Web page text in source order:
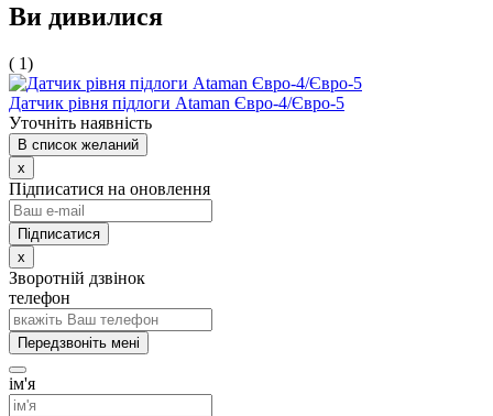
Ви дивилися
( 1)
Датчик рівня підлоги Ataman Євро-4/Євро-5
Уточніть наявність
В список желаний
x
Підписатися на оновлення
x
Зворотній дзвінок
телефон
Передзвоніть мені
ім'я